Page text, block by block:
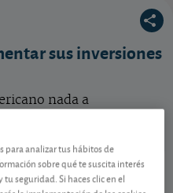
sus inversiones
nada a
153,04 USD
para analizar tus hábitos de
sobre qué te suscita interés
seguridad. Si haces clic en el